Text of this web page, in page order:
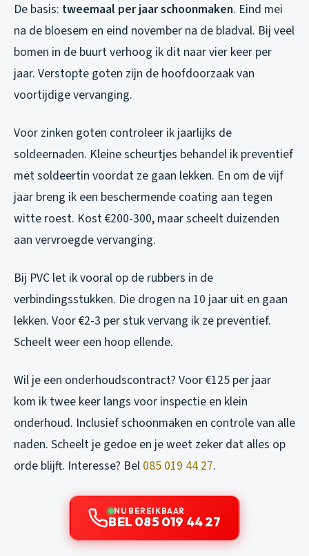
De basis: tweemaal per jaar schoonmaken. Eind mei
na de bloesem en eind november na de bladval. Bij veel
bomen in de buurt verhoog ik dit naar vier keer per
jaar. Verstopte goten zijn de hoofdoorzaak van
voortijdige vervanging.
Voor zinken goten controleer ik jaarlijks de
soldeernaden. Kleine scheurtjes behandel ik preventief
met soldeertin voordat ze gaan lekken. En om de vijf
jaar breng ik een beschermende coating aan tegen
witte roest. Kost €200-300, maar scheelt duizenden
aan vervroegde vervanging.
Bij PVC let ik vooral op de rubbers in de
verbindingsstukken. Die drogen na 10 jaar uit en gaan
lekken. Voor €2-3 per stuk vervang ik ze preventief.
Scheelt weer een hoop ellende.
Wil je een onderhoudscontract? Voor €125 per jaar
kom ik twee keer langs voor inspectie en klein
onderhoud. Inclusief schoonmaken en controle van alle
naden. Scheelt je gedoe en je weet zeker dat alles op
orde blijft. Interesse? Bel 085 019 44 27.
NU BEREIKBAAR
BEL 085 019 44 27